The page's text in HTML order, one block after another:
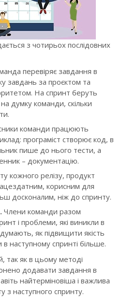
з чотирьох послідовних
перевіряє завдання в
завдань за проєктом та
На спринт беруть
думку команди, скільки
команди працюють
програміст створює код, в
пише до нього тести, а
– документацію.
кожного релізу, продукт
корисним для
досконалим, ніж до спринту.
Члени команди разом
і проблеми, які виникли в
як підвищити якість
наступному спринті більше.
так як в цьому методі
додавати завдання в
найтерміновіша і важлива
з наступного спринту.